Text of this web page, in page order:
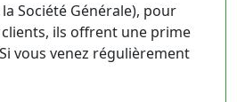
Société Générale), pour
ils offrent une prime
vous venez régulièrement